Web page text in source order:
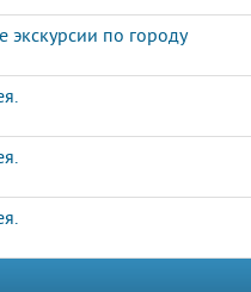
экскурсии по городу